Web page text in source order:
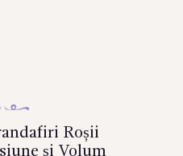
Roșii
și Volum